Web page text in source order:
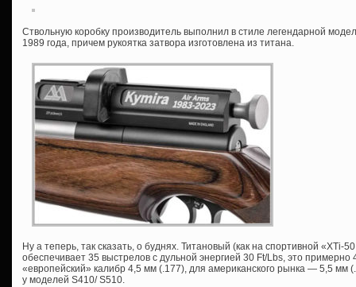
Ствольную коробку производитель выполнил в стиле легендарной
1989 года, причем рукоятка затвора изготовлена из титана.
Ну а теперь, так сказать, о буднях. Титановый (как на спортивной «XTi-
обеспечивает 35 выстрелов с дульной энергией 30 Ft/Lbs, это
«европейский» калибр 4,5 мм (.177), для американского рынка — 5,5 мм
у моделей S410/ S510.